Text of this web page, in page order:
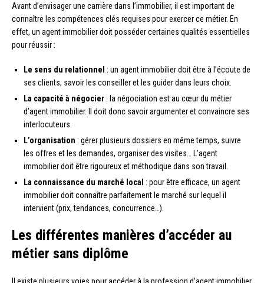
Avant d’envisager une carrière dans l’immobilier, il est important de
connaître les compétences clés requises pour exercer ce métier. En
effet, un agent immobilier doit posséder certaines qualités essentielles
pour réussir :
Le sens du relationnel : un agent immobilier doit être à l’écoute de
ses clients, savoir les conseiller et les guider dans leurs choix.
La capacité à négocier : la négociation est au cœur du métier
d’agent immobilier. Il doit donc savoir argumenter et convaincre ses
interlocuteurs.
L’organisation : gérer plusieurs dossiers en même temps, suivre
les offres et les demandes, organiser des visites… L’agent
immobilier doit être rigoureux et méthodique dans son travail.
La connaissance du marché local : pour être efficace, un agent
immobilier doit connaître parfaitement le marché sur lequel il
intervient (prix, tendances, concurrence…).
Les différentes manières d’accéder au
métier sans diplôme